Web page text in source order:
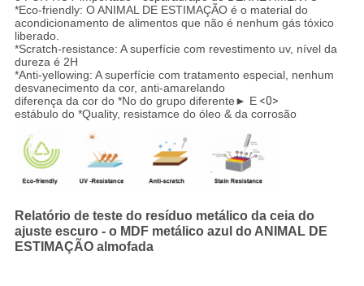
*Eco-friendly: O ANIMAL DE ESTIMAÇÃO é o material do
acondicionamento de alimentos que não é nenhum gás tóxico
liberado.
*Scratch-resistance: A superfície com revestimento uv, nível da
dureza é 2H
*Anti-yellowing: A superfície com tratamento especial, nenhum
desvanecimento da cor, anti-amarelando
diferença da cor do *No do grupo diferente► E<0>
estábulo do *Quality, resistamce do óleo & da corrosão
Relatório de teste do resíduo metálico da ceia do
ajuste escuro - o MDF metálico azul do ANIMAL DE
ESTIMAÇÃO almofada